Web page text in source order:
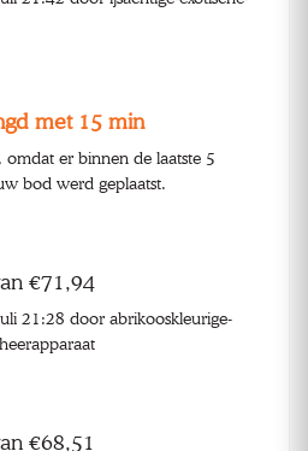
met 15 min
er binnen de laatste 5
bod werd geplaatst.
€71,94
21:28 door abrikooskleurige-
€68,51